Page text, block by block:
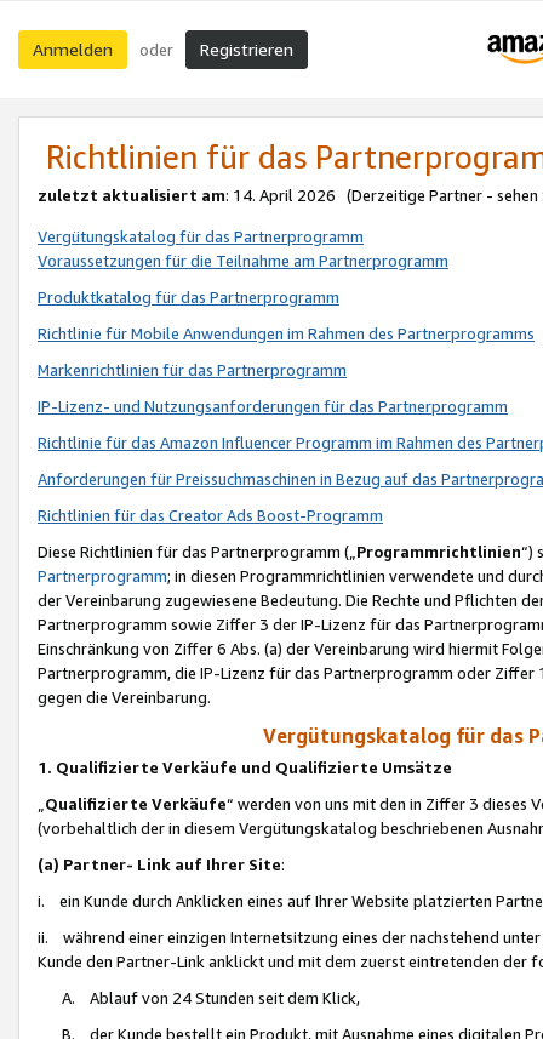
Anmelden oder Registrieren
Richtlinien für das
zuletzt aktualisiert am: 14. April 2026 (Derzeitige Partner - sehen
Vergütungskatalog für das Partnerprogramm
Voraussetzungen für die Teilnahme am Partnerprogramm
Produktkatalog für das Partnerprogramm
Richtlinie für Mobile Anwendungen im Rahmen des Partnerprogramms
Markenrichtlinien für das Partnerprogramm
IP-Lizenz- und Nutzungsanforderungen für das Partnerprogramm
Richtlinie für das Amazon Influencer Programm im Rahmen des
Anforderungen für Preissuchmaschinen in Bezug auf das
Richtlinien für das Creator Ads Boost-Programm
Diese Richtlinien für das Partnerprogramm („Programmrichtlinien“)
Partnerprogramm; in diesen Programmrichtlinien verwendete und
der Vereinbarung zugewiesene Bedeutung. Die Rechte und Pflichten
Partnerprogramm sowie Ziffer 3 der IP-Lizenz für das
Einschränkung von Ziffer 6 Abs. (a) der Vereinbarung wird hiermit
Partnerprogramm, die IP-Lizenz für das Partnerprogramm oder
gegen die Vereinbarung.
Vergütungskatalog für das
1. Qualifizierte Verkäufe und Qualifizierte Umsätze
Qualifizierte Verkäufe“ werden von uns mit den in Ziffer 3
(vorbehaltlich der in diesem Vergütungskatalog beschriebenen
(a) Partner- Link auf Ihrer Site:
i. ein Kunde durch Anklicken eines auf Ihrer Website platzierten
ii. während einer einzigen Internetsitzung eines der nachstehend
Kunde den Partner-Link anklickt und mit dem zuerst eintretenden der
A. Ablauf von 24 Stunden seit dem Klick,
B. der Kunde bestellt ein Produkt, mit Ausnahme eines digitalen